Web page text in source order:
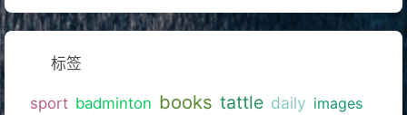
标签
sport badminton books tattle daily images